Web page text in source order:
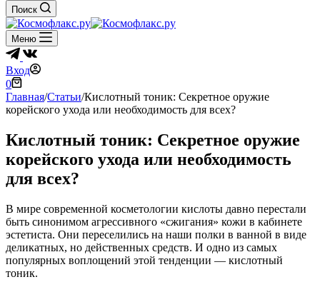
Поиск
Меню
Вход
Корзина
0
Главная/Статьи/Кислотный тоник: Секретное оружие
корейского ухода или необходимость для всех?
Кислотный тоник: Секретное оружие
корейского ухода или необходимость
для всех?
В мире современной косметологии кислоты давно перестали
быть синонимом агрессивного «сжигания» кожи в кабинете
эстетиста. Они переселились на наши полки в ванной в виде
деликатных, но действенных средств. И одно из самых
популярных воплощений этой тенденции — кислотный
тоник.